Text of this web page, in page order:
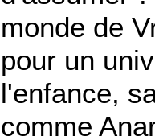
monde de
pour un
l'enfance,
comme